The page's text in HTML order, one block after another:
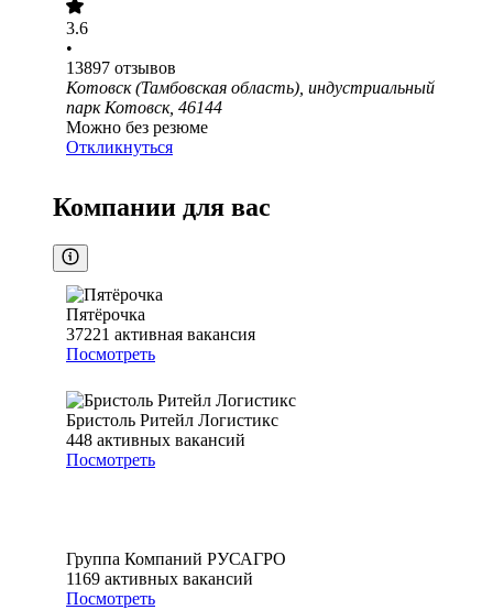
3.6
•
13897 отзывов
Котовск (Тамбовская область), индустриальный
парк Котовск, 46144
Можно без резюме
Откликнуться
Компании для вас
Пятёрочка
37221 активная вакансия
Посмотреть
Бристоль Ритейл Логистикс
448 активных вакансий
Посмотреть
Группа Компаний РУСАГРО
1169 активных вакансий
Посмотреть